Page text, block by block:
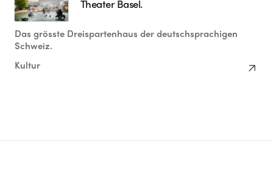
Theater Basel.
Das grösste Dreispartenhaus der deutschsprachigen
Schweiz.
Kultur arrow_outward